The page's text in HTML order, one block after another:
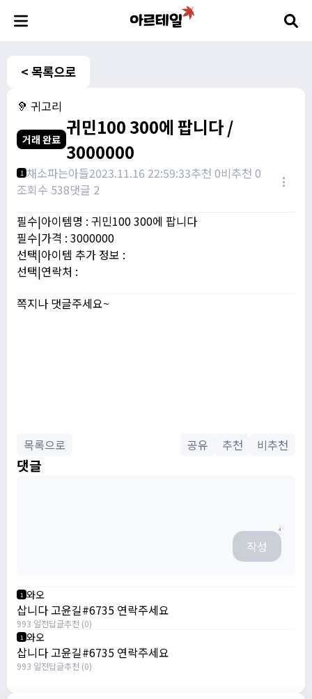
< 목록으로
🦻 귀고리
거래 완료
귀민100 300에 팝니다 /
3000000
1 채소파는아들2023.11.16 22:59:33추천 0비추천 0
조회수 538댓글 2
필수|아이템명 : 귀민100 300에 팝니다
필수|가격 : 3000000
선택|아이템 추가 정보 :
선택|연락처 :
쪽지나 댓글주세요~
목록으로 공유 추천 비추천
댓글
작성
1 와오
삽니다 고윤길#6735 연락주세요
993 일전답글추천 (0)
1 와오
삽니다 고윤길#6735 연락주세요
993 일전답글추천 (0)